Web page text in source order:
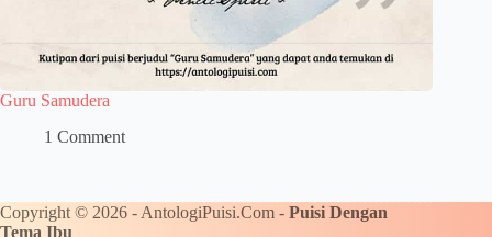
Guru Samudera
1 Comment
Copyright © 2026 - AntologiPuisi.Com - Puisi Dengan
Tema Ibu